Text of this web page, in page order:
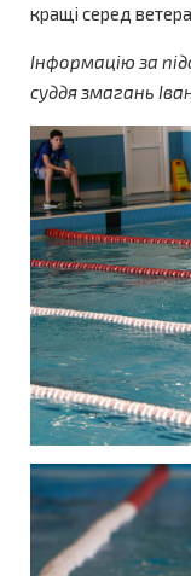
кращі серед
Інформацію за
суддя змагань